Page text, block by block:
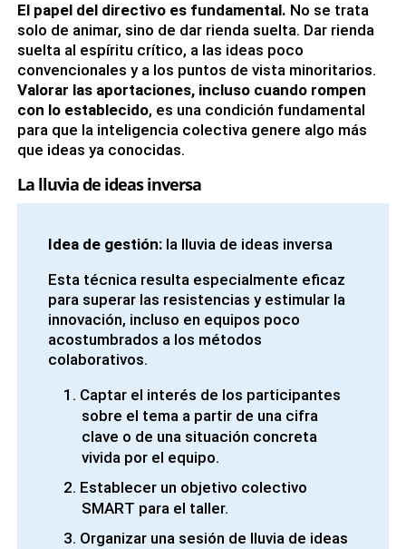
El papel del directivo es fundamental. No se trata
solo de animar, sino de dar rienda suelta. Dar rienda
suelta al espíritu crítico, a las ideas poco
convencionales y a los puntos de vista minoritarios.
Valorar las aportaciones, incluso cuando rompen
con lo establecido, es una condición fundamental
para que la inteligencia colectiva genere algo más
que ideas ya conocidas.
La lluvia de ideas inversa
Idea de gestión: la lluvia de ideas inversa
Esta técnica resulta especialmente eficaz
para superar las resistencias y estimular la
innovación, incluso en equipos poco
acostumbrados a los métodos
colaborativos.
Captar el interés de los participantes
sobre el tema a partir de una cifra
clave o de una situación concreta
vivida por el equipo.
Establecer un objetivo colectivo
SMART para el taller.
Organizar una sesión de lluvia de ideas